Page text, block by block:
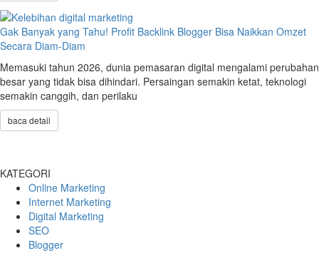
Gak Banyak yang Tahu! Profit Backlink Blogger Bisa Naikkan Omzet
Secara Diam-Diam
Memasuki tahun 2026, dunia pemasaran digital mengalami perubahan
besar yang tidak bisa dihindari. Persaingan semakin ketat, teknologi
semakin canggih, dan perilaku
baca detail
KATEGORI
Online Marketing
Internet Marketing
Digital Marketing
SEO
Blogger